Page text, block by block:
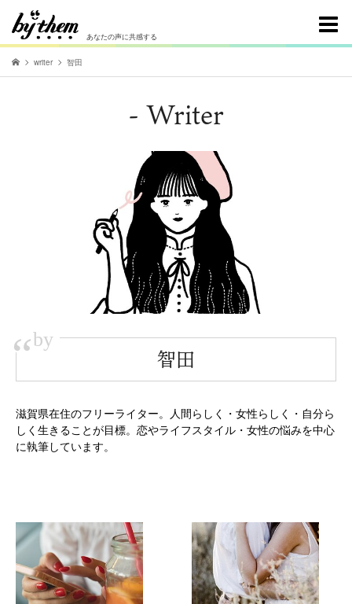
あなたの声に共感する
writer 智田
- Writer
“by
智田
滋賀県在住のフリーライター。人間らしく・女性らしく・自分ら
しく生きることが目標。恋やライフスタイル・女性の悩みを中心
に執筆しています。